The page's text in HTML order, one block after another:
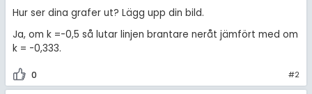
Hur ser dina grafer ut? Lägg upp din bild.
Ja, om k =-0,5 så lutar linjen brantare neråt jämfört med om
k = -0,333.
0 #2